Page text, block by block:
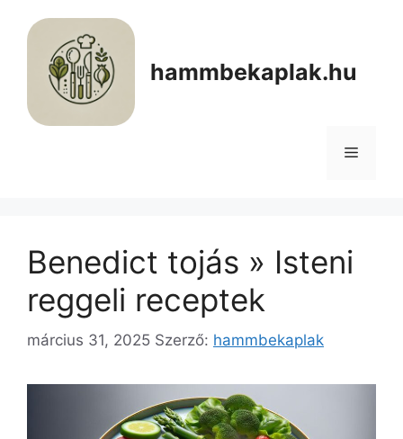
tartalomba
hammbekaplak.hu
Menü
Benedict tojás » Isteni
reggeli receptek
március 31, 2025 Szerző: hammbekaplak